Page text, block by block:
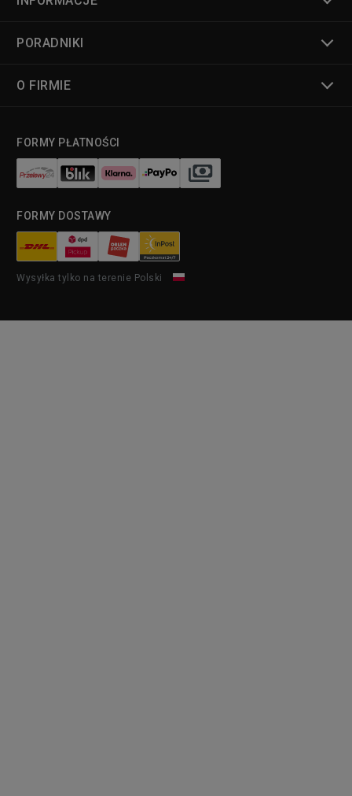
PORADNIKI
O FIRMIE
FORMY PŁATNOŚCI
FORMY DOSTAWY
Wysyłka tylko na terenie Polski